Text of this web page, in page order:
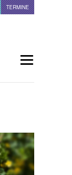
TERMINE